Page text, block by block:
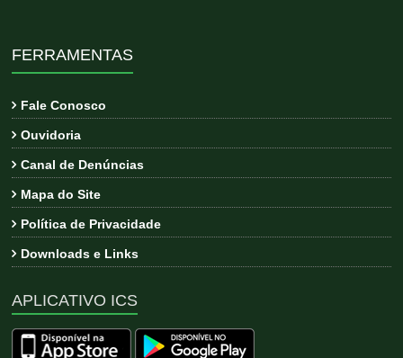
FERRAMENTAS
Fale Conosco
Ouvidoria
Canal de Denúncias
Mapa do Site
Política de Privacidade
Downloads e Links
APLICATIVO ICS